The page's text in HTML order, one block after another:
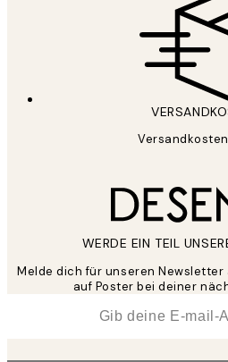
WERDE EIN TEIL
Melde dich für unseren Newsletter
auf Poster bei deiner